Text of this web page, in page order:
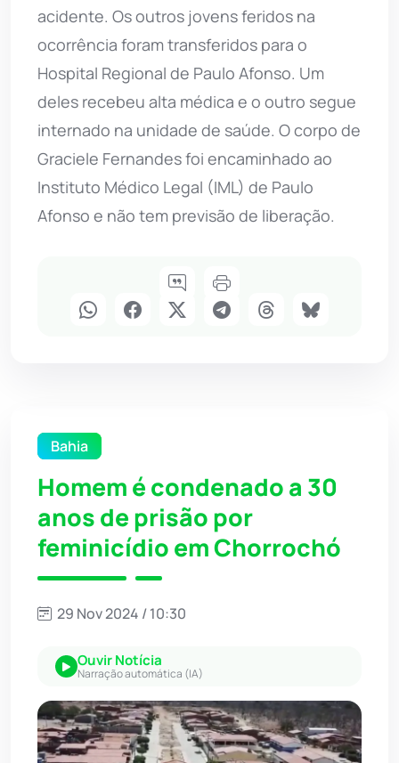
acidente. Os outros jovens feridos na
ocorrência foram transferidos para o
Hospital Regional de Paulo Afonso. Um
deles recebeu alta médica e o outro segue
internado na unidade de saúde. O corpo de
Graciele Fernandes foi encaminhado ao
Instituto Médico Legal (IML) de Paulo
Afonso e não tem previsão de liberação.
Bahia
Homem é condenado a 30
anos de prisão por
feminicídio em Chorrochó
29 Nov 2024 / 10:30
Ouvir Notícia
Narração automática (IA)